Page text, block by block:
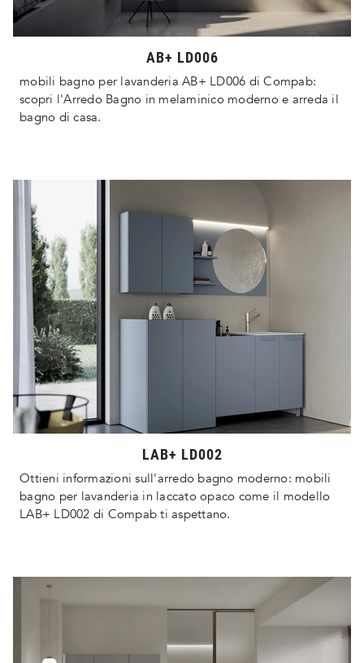
AB+ LD006
mobili bagno per lavanderia AB+ LD006 di Compab:
scopri l'Arredo Bagno in melaminico moderno e arreda il
bagno di casa.
LAB+ LD002
Ottieni informazioni sull'arredo bagno moderno: mobili
bagno per lavanderia in laccato opaco come il modello
LAB+ LD002 di Compab ti aspettano.